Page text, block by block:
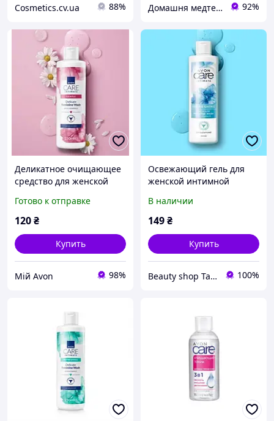
Cosmetics.cv.ua 88% Домашня медтехніка та ортопедичні товари 92%
Деликатное очищающее
средство для женской
экстрактом ромашки, 250
мл
Готово к отправке
120₴
Купить
Мій Avon 98%
Освежающий гель для
женской интимной
Simply Delicate
В наличии
149₴
Купить
Beauty shop Tanja 100%